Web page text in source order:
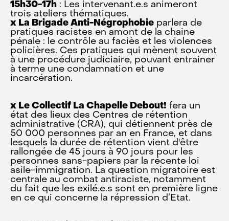
15h30-17h : Les intervenant.e.s animeront
trois ateliers thématiques.
x La Brigade Anti-Négrophobie parlera de
pratiques racistes en amont de la chaine
pénale : le contrôle au faciès et les violences
policières. Ces pratiques qui mènent souvent
à une procédure judiciaire, pouvant entrainer
à terme une condamnation et une
incarcération.
x Le Collectif La Chapelle Debout! fera un
état des lieux des Centres de rétention
administrative (CRA), qui détiennent près de
50 000 personnes par an en France, et dans
lesquels la durée de rétention vient d'être
rallongée de 45 jours à 90 jours pour les
personnes sans-papiers par la récente loi
asile-immigration. La question migratoire est
centrale au combat antiraciste, notamment
du fait que les exilé.e.s sont en première ligne
en ce qui concerne la répression d’Etat.